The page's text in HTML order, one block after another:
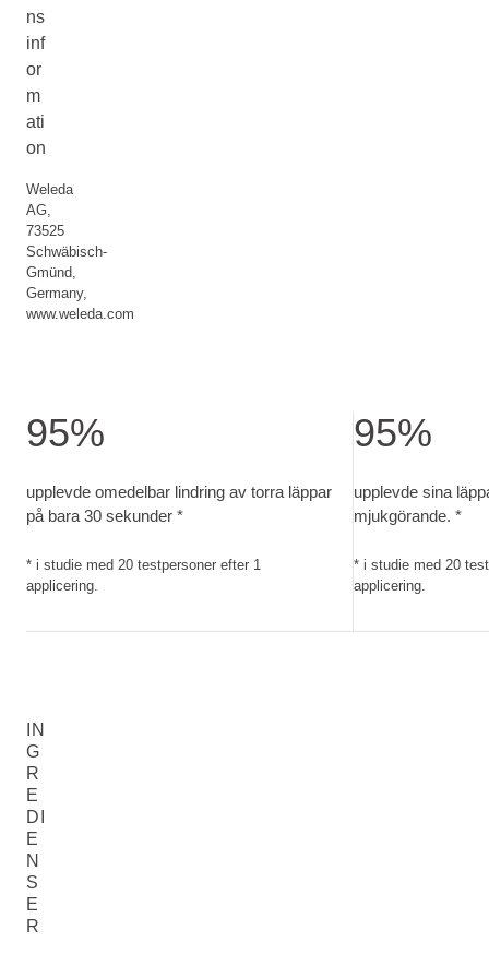
ns
inf
or
m
ati
on
Weleda
AG,
73525
Schwäbisch-
Gmünd,
Germany,
www.weleda.com
95%
upplevde omedelbar lindring av torra läppar
på bara 30 sekunder​ *
* i studie med 20 testpersoner efter 1
applicering. ​
95%
upplevde sina
mjukgörande. *
* i studie med 20
applicering. ​
IN
G
R
E
DI
E
N
S
E
R